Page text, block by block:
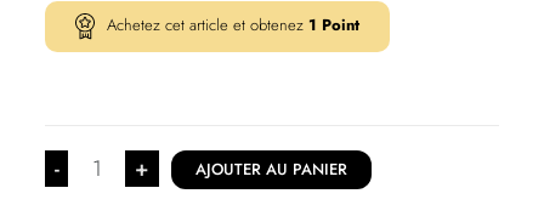
Achetez cet article et obtenez 1 Point
- + AJOUTER AU PANIER